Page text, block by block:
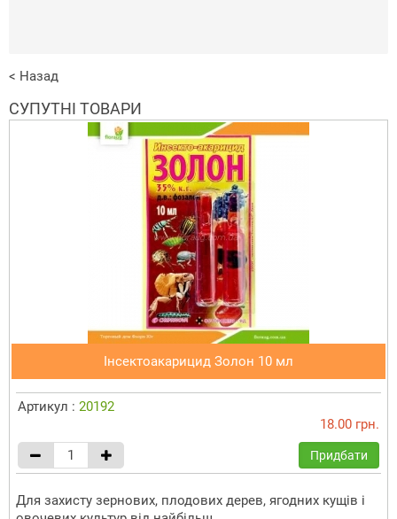
< Назад
СУПУТНІ ТОВАРИ
Інсектоакарицид Золон 10 мл
Артикул : 20192
18.00 грн.
Придбати
Для захисту зернових, плодових дерев, ягодних кущів і